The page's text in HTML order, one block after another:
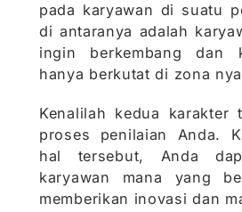
pada karyawan di suatu
di antaranya adalah
ingin berkembang dan
hanya berkutat di zona
Kenalilah kedua karakter
proses penilaian Anda.
hal tersebut, Anda
karyawan mana yang
memberikan inovasi dan